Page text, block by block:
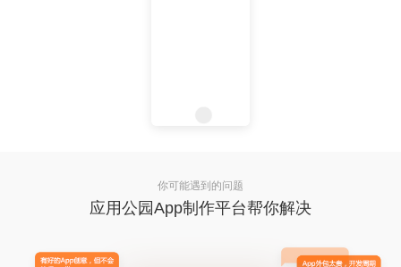
你可能遇到的问题
应用公园App制作平台帮你解决